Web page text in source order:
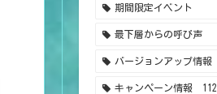
期間限定イベント
最下層からの呼び声
バージョンアップ情報
キャンペーン情報 112